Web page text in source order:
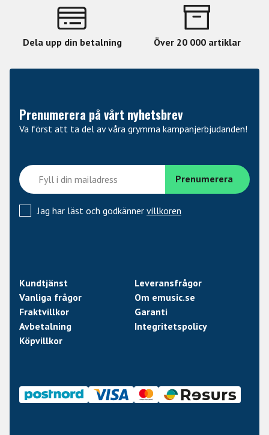
Dela upp din betalning Över 20 000 artiklar
Prenumerera på vårt nyhetsbrev
Va först att ta del av våra grymma kampanjerbjudanden!
Jag har läst och godkänner villkoren
Kundtjänst
Leveransfrågor
Vanliga frågor
Om emusic.se
Fraktvillkor
Garanti
Avbetalning
Integritetspolicy
Köpvillkor